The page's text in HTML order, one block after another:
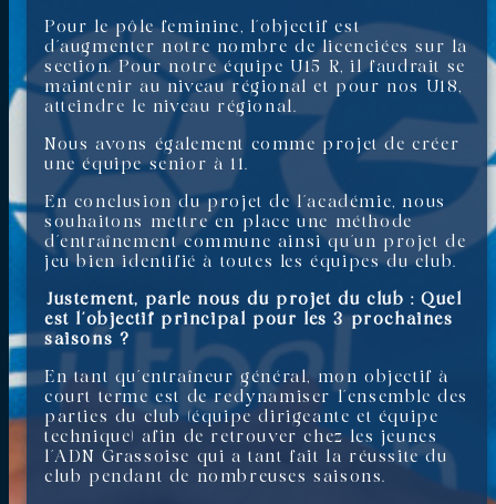
Pour le pôle feminine, l’objectif est
d’augmenter notre nombre de licenciées sur la
section. Pour notre équipe U15 R, il faudrait se
maintenir au niveau régional et pour nos U18,
atteindre le niveau régional.
Nous avons également comme projet de créer
une équipe senior à 11.
En conclusion du projet de l’académie, nous
souhaitons mettre en place une méthode
d’entraînement commune ainsi qu’un projet de
jeu bien identifié à toutes les équipes du club.
Justement, parle nous du projet du club : Quel
est l’objectif principal pour les 3 prochaines
saisons ?
En tant qu’entraîneur général, mon objectif à
court terme est de redynamiser l’ensemble des
parties du club (équipe dirigeante et équipe
technique) afin de retrouver chez les jeunes
l’ADN Grassoise qui a tant fait la réussite du
club pendant de nombreuses saisons.